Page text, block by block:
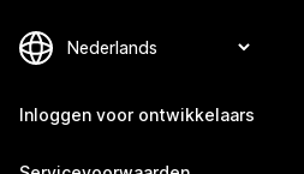
Inloggen voor ontwikkelaars